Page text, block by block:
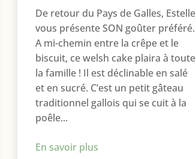
De retour du Pays de Galles, Estelle
vous présente SON goûter préféré.
A mi-chemin entre la crêpe et le
biscuit, ce welsh cake plaira à toute
la famille ! Il est déclinable en salé
et en sucré. C’est un petit gâteau
traditionnel gallois qui se cuit à la
poêle...
En savoir plus